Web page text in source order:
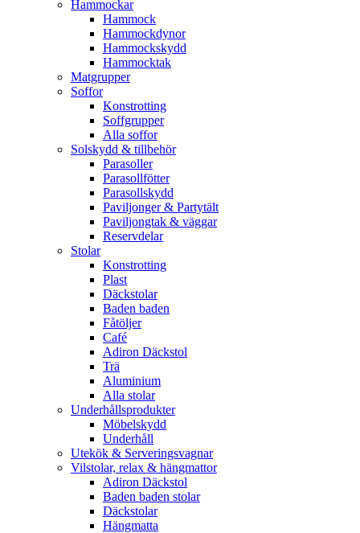
Hammockar
Hammock
Hammockdynor
Hammockskydd
Hammocktak
Matgrupper
Soffor
Konstrotting
Soffgrupper
Alla soffor
Solskydd & tillbehör
Parasoller
Parasollfötter
Parasollskydd
Paviljonger & Partytält
Paviljongtak & väggar
Reservdelar
Stolar
Konstrotting
Plast
Däckstolar
Baden baden
Fåtöljer
Café
Adiron Däckstol
Trä
Aluminium
Alla stolar
Underhållsprodukter
Möbelskydd
Underhåll
Utekök & Serveringsvagnar
Vilstolar, relax & hängmattor
Adiron Däckstol
Baden baden stolar
Däckstolar
Hängmatta